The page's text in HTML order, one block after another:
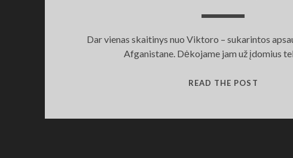
Dar vienas skaitinys nuo Viktoro – sukarintos
Afganistane. Dėkojame jam už įdomius
READ THE POST